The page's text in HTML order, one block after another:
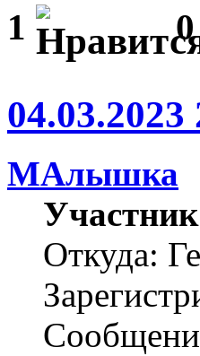
1 0
04.03.2023
МАлышка
Участник
Откуда: